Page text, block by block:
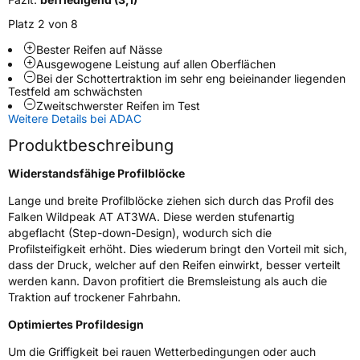
Weitere Eigenschaften
SchlauchtypTL
ZustandNeureifen
M+SJa
VerstärktXL
OffroadJa
EU Label
EffizienzD
NasshaftungD
Platz 2 von 8
Bester Reifen auf Nässe
Ausgewogene Leistung auf allen Oberflächen
Bei der Schottertraktion im sehr eng beieinander liegenden
Testfeld am schwächsten
Zweitschwerster Reifen im Test
Weitere Details bei ADAC
Produktbeschreibung
Widerstandsfähige Profilblöcke
Lange und breite Profilblöcke ziehen sich durch das Profil des
Falken Wildpeak AT AT3WA. Diese werden stufenartig
abgeflacht (Step-down-Design), wodurch sich die
Profilsteifigkeit erhöht. Dies wiederum bringt den Vorteil mit sich,
dass der Druck, welcher auf den Reifen einwirkt, besser verteilt
werden kann. Davon profitiert die Bremsleistung als auch die
Traktion auf trockener Fahrbahn.
Optimiertes Profildesign
Um die Griffigkeit bei rauen Wetterbedingungen oder auch